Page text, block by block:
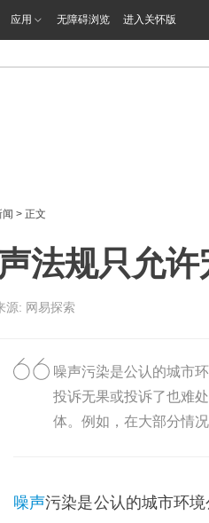
应用 无障碍浏览 进入关怀版
> 正文
法规只允
: 网易探索
噪声污染是公认的城市
投诉无果或投诉了也难
体。例如，在大部分情
噪声污染是公认的城市环